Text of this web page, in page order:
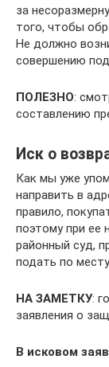
за
того, чтобы
Не должно
совершению
ПОЛЕЗНО:
составлению
Иск о
Как мы уже
направить в
правило,
поэтому при ее
районный суд,
подать по
НА ЗАМЕТКУ:
заявления о
В исковом